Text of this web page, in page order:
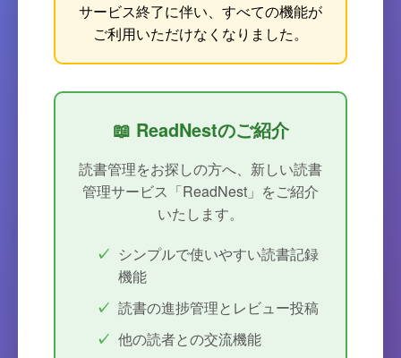
サービス終了に伴い、すべての機能が
ご利用いただけなくなりました。
📖 ReadNestのご紹介
読書管理をお探しの方へ、新しい読書
管理サービス「ReadNest」をご紹介
いたします。
シンプルで使いやすい読書記録
機能
読書の進捗管理とレビュー投稿
他の読者との交流機能